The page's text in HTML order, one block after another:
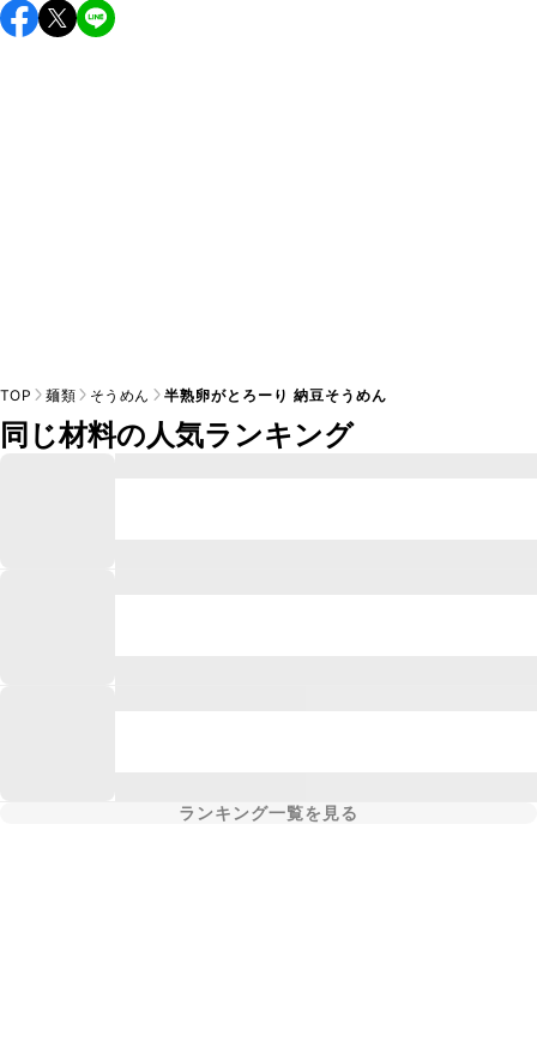
こちらのレシピは出来たてをお召し上がりいただくことをお
すすめします。
TOP 麺類 そうめん 半熟卵がとろーり 納豆そうめん
同じ材料の人気ランキング
ランキング一覧を見る